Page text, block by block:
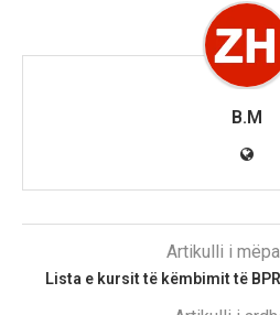
B.M
Artikulli i
Lista e kursit të këmbimit të